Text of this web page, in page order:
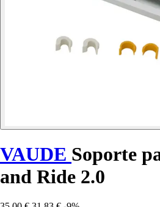
VAUDE Soporte
and Ride 2.0